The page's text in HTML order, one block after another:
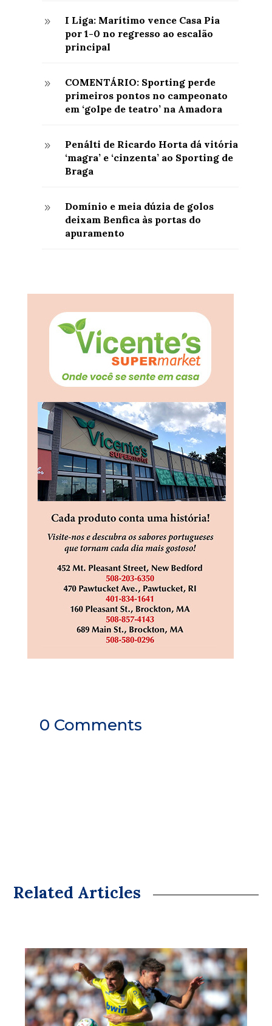
9
I Liga: Marítimo vence Casa Pia
por 1-0 no regresso ao escalão
principal
9
COMENTÁRIO: Sporting perde
primeiros pontos no campeonato
em ‘golpe de teatro’ na Amadora
9
Penálti de Ricardo Horta dá vitória
‘magra’ e ‘cinzenta’ ao Sporting de
Braga
9
Domínio e meia dúzia de golos
deixam Benfica às portas do
apuramento
0 Comments
Related Articles